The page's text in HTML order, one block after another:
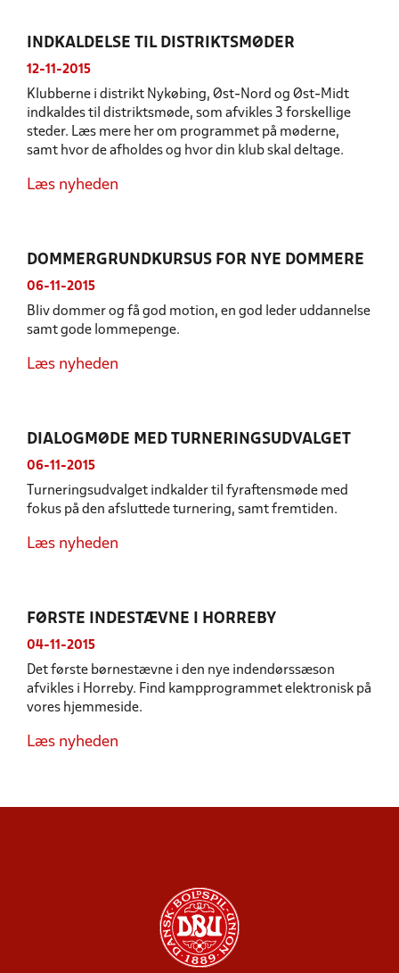
INDKALDELSE TIL DISTRIKTSMØDER
12-11-2015
Klubberne i distrikt Nykøbing, Øst-Nord og Øst-Midt
indkaldes til distriktsmøde, som afvikles 3 forskellige
steder. Læs mere her om programmet på møderne,
samt hvor de afholdes og hvor din klub skal deltage.
Læs nyheden
DOMMERGRUNDKURSUS FOR NYE DOMMERE
06-11-2015
Bliv dommer og få god motion, en god leder uddannelse
samt gode lommepenge.
Læs nyheden
DIALOGMØDE MED TURNERINGSUDVALGET
06-11-2015
Turneringsudvalget indkalder til fyraftensmøde med
fokus på den afsluttede turnering, samt fremtiden.
Læs nyheden
FØRSTE INDESTÆVNE I HORREBY
04-11-2015
Det første børnestævne i den nye indendørssæson
afvikles i Horreby. Find kampprogrammet elektronisk på
vores hjemmeside.
Læs nyheden